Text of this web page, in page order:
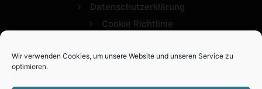
Wir verwenden Cookies, um unsere Website und unseren Service zu
optimieren.
Datenschutzerklärung
Cookie Richtlinie